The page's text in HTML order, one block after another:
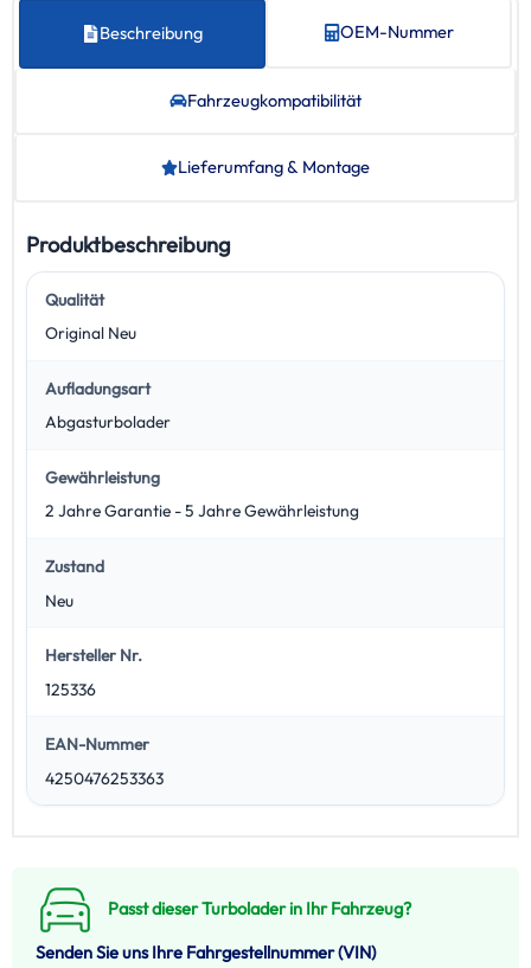
Beschreibung OEM-Nummer
Fahrzeug­kompatibilität
Lieferumfang & Montage
Produktbeschreibung
Qualität
Original Neu
Aufladungsart
Abgasturbolader
Gewährleistung
2 Jahre Garantie - 5 Jahre Gewährleistung
Zustand
Neu
Hersteller Nr.
125336
EAN-Nummer
4250476253363
Passt dieser Turbolader in Ihr Fahrzeug?
Senden Sie uns Ihre Fahrgestellnummer (VIN)